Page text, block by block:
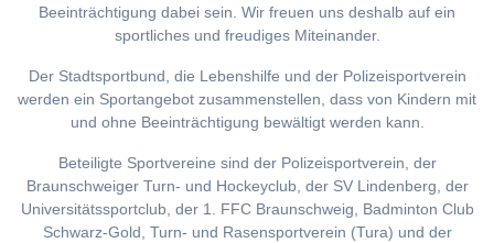
Beeinträchtigung dabei sein. Wir freuen uns deshalb auf ein
sportliches und freudiges Miteinander.
Der Stadtsportbund, die Lebenshilfe und der Polizeisportverein
werden ein Sportangebot zusammenstellen, dass von Kindern mit
und ohne Beeinträchtigung bewältigt werden kann.
Beteiligte Sportvereine sind der Polizeisportverein, der
Braunschweiger Turn- und Hockeyclub, der SV Lindenberg, der
Universitätssportclub, der 1. FFC Braunschweig, Badminton Club
Schwarz-Gold, Turn- und Rasensportverein (Tura) und der